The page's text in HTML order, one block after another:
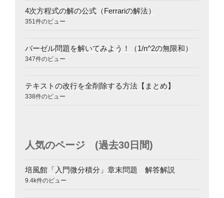
4次方程式の解の公式（Ferrariの解法）
351件のビュー
バーゼル問題を解いてみよう！（1/n^2の無限和）
347件のビュー
テキストの改行を全削除する方法【まとめ】
338件のビュー
人気のページ (過去30日間)
培風館「入門微分積分」章末問題 解答解説
9.4k件のビュー